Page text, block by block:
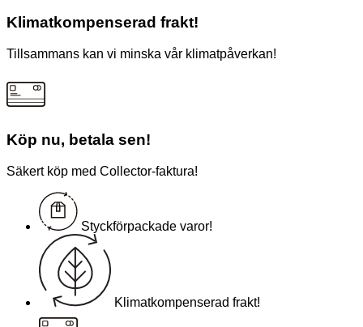
Klimatkompenserad frakt!
Tillsammans kan vi minska vår klimatpåverkan!
Köp nu, betala sen!
Säkert köp med Collector-faktura!
Styckförpackade varor!
Klimatkompenserad frakt!